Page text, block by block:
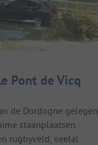
Pont de Vicq
de Dordogne gelegen
staanplaatsen
rugbyveld, veelal